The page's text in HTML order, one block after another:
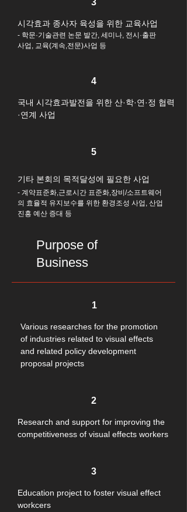
3
시각효과 종사자 육성을 위한 교육사업
- 학문·기술관련 논문 발간, 세미나, 전시·출판
사업, 교육(계속,전문)사업 등
4
국내 시각효과발전을 위한 산·학·연·정 협력
·연계 사업
5
기타 본회의 목적달성에 필요한 사업
- 계약표준화,근로시간 표준화,장비/소프트웨어
의 효율적 유지보수를 위한 환경조성 사업, 산업
진흥 예산 증대 등
Purpose of
Business
1
Various researches for the promotion
of industries related to visual effects
and related policy development
proposal projects
2
Research and support for improving the
competitiveness of visual effects workers
3
Education project to foster visual effect
workcers